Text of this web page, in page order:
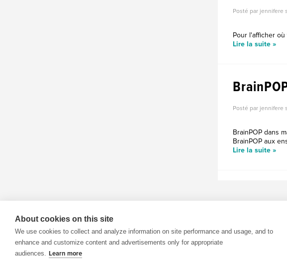
Posté par jennifere
Pour l'afficher
Lire la suite »
Posté par jennifere
BrainPOP dans
BrainPOP aux
Lire la suite »
About cookies on this site
We use cookies to collect and analyze information on site performance and usage, and to
enhance and customize content and advertisements only for appropriate
audiences. Learn more